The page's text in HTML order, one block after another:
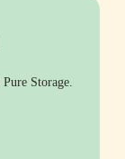
Storage.